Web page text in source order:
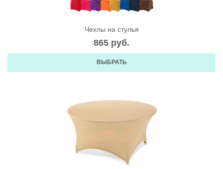
Чехлы на стулья
865 руб.
ВЫБРАТЬ